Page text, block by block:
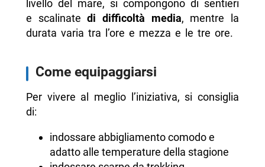
livello del mare, si compongono di sentieri
e scalinatedi difficoltà media, mentre la
durata varia tra l’ore e mezza e le tre ore.
Come equipaggiarsi
Per vivere al meglio l’iniziativa, si consiglia
di:
indossare abbigliamento comodo e
adatto alle temperature della stagione